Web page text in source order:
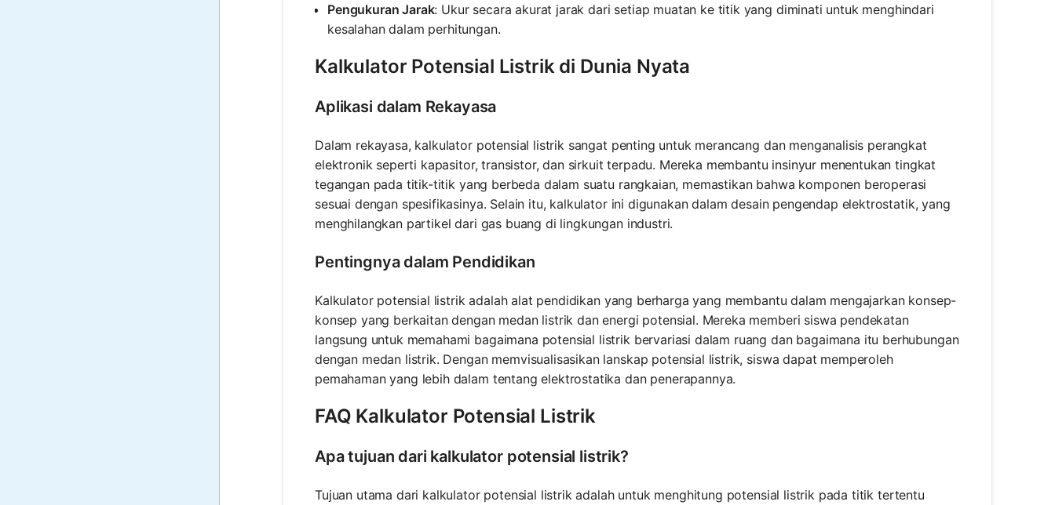
Pengukuran Jarak: Ukur secara akurat jarak dari setiap muatan ke titik yang diminati untuk menghindari
kesalahan dalam perhitungan.
Kalkulator Potensial Listrik di Dunia Nyata
Aplikasi dalam Rekayasa
Dalam rekayasa, kalkulator potensial listrik sangat penting untuk merancang dan menganalisis perangkat
elektronik seperti kapasitor, transistor, dan sirkuit terpadu. Mereka membantu insinyur menentukan tingkat
tegangan pada titik-titik yang berbeda dalam suatu rangkaian, memastikan bahwa komponen beroperasi
sesuai dengan spesifikasinya. Selain itu, kalkulator ini digunakan dalam desain pengendap elektrostatik, yang
menghilangkan partikel dari gas buang di lingkungan industri.
Pentingnya dalam Pendidikan
Kalkulator potensial listrik adalah alat pendidikan yang berharga yang membantu dalam mengajarkan konsep-
konsep yang berkaitan dengan medan listrik dan energi potensial. Mereka memberi siswa pendekatan
langsung untuk memahami bagaimana potensial listrik bervariasi dalam ruang dan bagaimana itu berhubungan
dengan medan listrik. Dengan memvisualisasikan lanskap potensial listrik, siswa dapat memperoleh
pemahaman yang lebih dalam tentang elektrostatika dan penerapannya.
FAQ Kalkulator Potensial Listrik
Apa tujuan dari kalkulator potensial listrik?
Tujuan utama dari kalkulator potensial listrik adalah untuk menghitung potensial listrik pada titik tertentu